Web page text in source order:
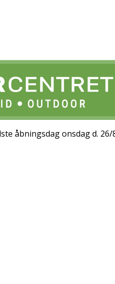
åbningsdag onsdag d. 26/